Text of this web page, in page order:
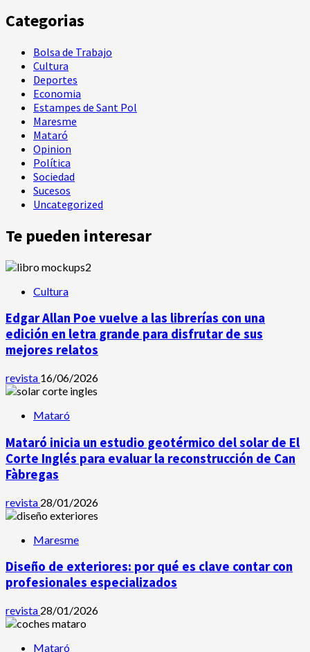
Categorias
Bolsa de Trabajo
Cultura
Deportes
Economia
Estampes de Sant Pol
Maresme
Mataró
Opinion
Política
Sociedad
Sucesos
Uncategorized
Te pueden interesar
Cultura
Edgar Allan Poe vuelve a las librerías con una
edición en letra grande para disfrutar de sus
mejores relatos
revista 16/06/2026
Mataró
Mataró inicia un estudio geotérmico del solar de El
Corte Inglés para evaluar la reconstrucción de Can
Fàbregas
revista 28/01/2026
Maresme
Diseño de exteriores: por qué es clave contar con
profesionales especializados
revista 28/01/2026
Mataró